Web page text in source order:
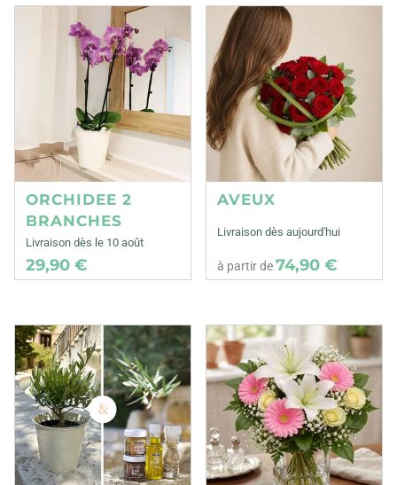
ORCHIDEE 2
BRANCHES
Livraison dès le 10 août
29,90 €
AVEUX
Livraison dès aujourd'hui
à partir de74,90 €